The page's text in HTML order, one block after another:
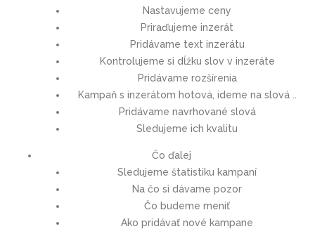
Nastavujeme ceny
Priraďujeme inzerát
Pridávame text inzerátu
Kontrolujeme si dĺžku slov v inzeráte
Pridávame rozšírenia
Kampaň s inzerátom hotová, ideme na slová ..
Pridávame navrhované slová
Sledujeme ich kvalitu
Čo ďalej
Sledujeme štatistiku kampaní
Na čo si dávame pozor
Čo budeme meniť
Ako pridávať nové kampane